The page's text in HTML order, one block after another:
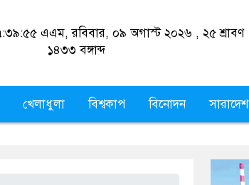
০৭:৩৯:৫৬ এএম, রবিবার, ০৯ অগাস্ট ২০২৬ ,২৫
শ্রাবণ ১৪৩৩বঙ্গাব্দ
খেলাধুলা বিশ্বকাপ বিনোদন সারাদেশ